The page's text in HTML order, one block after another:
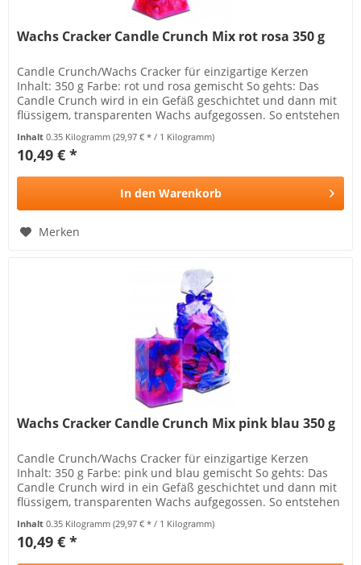
Wachs Cracker Candle Crunch Mix rot rosa 350 g
Candle Crunch/Wachs Cracker für einzigartige Kerzen
Inhalt: 350 g Farbe: rot und rosa gemischt So gehts: Das
Candle Crunch wird in ein Gefäß geschichtet und dann mit
flüssigem, transparenten Wachs aufgegossen. So entstehen
Inhalt0.35 Kilogramm(29,97 € * / 1 Kilogramm)
10,49 € *
In den Warenkorb
Merken
Wachs Cracker Candle Crunch Mix pink blau 350 g
Candle Crunch/Wachs Cracker für einzigartige Kerzen
Inhalt: 350 g Farbe: pink und blau gemischt So gehts: Das
Candle Crunch wird in ein Gefäß geschichtet und dann mit
flüssigem, transparenten Wachs aufgegossen. So entstehen
Inhalt0.35 Kilogramm(29,97 € * / 1 Kilogramm)
10,49 € *